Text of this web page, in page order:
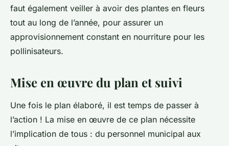
faut également veiller à avoir des plantes en fleurs
tout au long de l’année, pour assurer un
approvisionnement constant en nourriture pour les
pollinisateurs.
Mise en œuvre du plan et suivi
Une fois le plan élaboré, il est temps de passer à
l’action ! La mise en œuvre de ce plan nécessite
l’implication de tous : du personnel municipal aux